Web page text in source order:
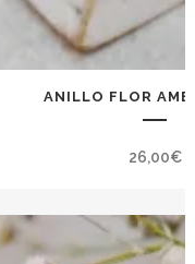
ANILLO FLOR
26,00€